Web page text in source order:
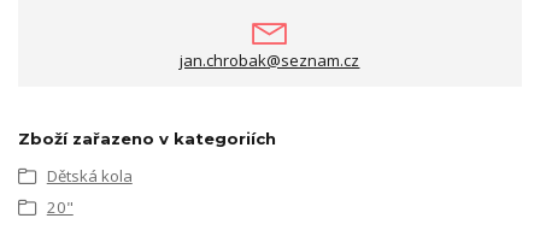
jan.chrobak@seznam.cz
Zboží zařazeno v kategoriích
Dětská kola
20"